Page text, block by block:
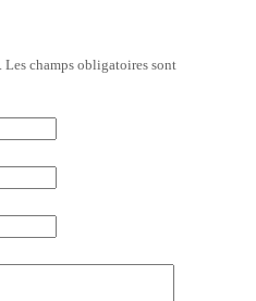
Les champs obligatoires sont